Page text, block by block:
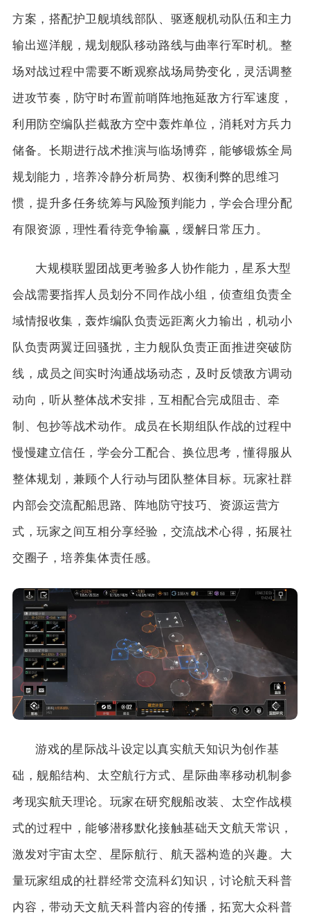
方案，搭配护卫舰填线部队、驱逐舰机动队伍和主力
输出巡洋舰，规划舰队移动路线与曲率行军时机。整
场对战过程中需要不断观察战场局势变化，灵活调整
进攻节奏，防守时布置前哨阵地拖延敌方行军速度，
利用防空编队拦截敌方空中轰炸单位，消耗对方兵力
储备。长期进行战术推演与临场博弈，能够锻炼全局
规划能力，培养冷静分析局势、权衡利弊的思维习
惯，提升多任务统筹与风险预判能力，学会合理分配
有限资源，理性看待竞争输赢，缓解日常压力。
大规模联盟团战更考验多人协作能力，星系大型
会战需要指挥人员划分不同作战小组，侦查组负责全
域情报收集，轰炸编队负责远距离火力输出，机动小
队负责两翼迂回骚扰，主力舰队负责正面推进突破防
线，成员之间实时沟通战场动态，及时反馈敌方调动
动向，听从整体战术安排，互相配合完成阻击、牵
制、包抄等战术动作。成员在长期组队作战的过程中
慢慢建立信任，学会分工配合、换位思考，懂得服从
整体规划，兼顾个人行动与团队整体目标。玩家社群
内部会交流配船思路、阵地防守技巧、资源运营方
式，玩家之间互相分享经验，交流战术心得，拓展社
交圈子，培养集体责任感。
游戏的星际战斗设定以真实航天知识为创作基
础，舰船结构、太空航行方式、星际曲率移动机制参
考现实航天理论。玩家在研究舰船改装、太空作战模
式的过程中，能够潜移默化接触基础天文航天常识，
激发对宇宙太空、星际航行、航天器构造的兴趣。大
量玩家组成的社群经常交流科幻知识，讨论航天科普
内容，带动天文航天科普内容的传播，拓宽大众科普